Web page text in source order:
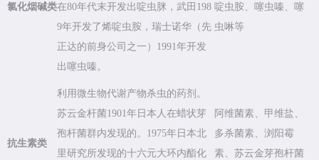
氯化烟碱类在80年代末开发出啶虫脒，武田198
9年开发了烯啶虫胺，瑞士诺华（先
正达的前身公司之一）1991年开发
出噻虫嗪。
啶虫胺、噻虫嗪、噻
虫啉等
抗生素类
利用微生物代谢产物杀虫的药剂。
苏云金杆菌1901年日本人在蜡状芽
孢杆菌群内发现的。1975年日本北
里研究所发现的十六元大环内酯化
阿维菌素、甲维盐、
多杀菌素、浏阳霉
素、苏云金芽孢杆菌